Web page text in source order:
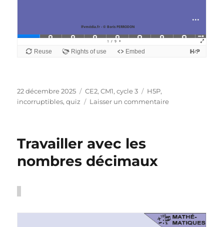
Publié
le
22 décembre 2025 Catégories
CE2,CM1,cycle 3 Étiquettes
H5P,
incorruptibles,quiz Laisser un commentairesur
Travailler avec les
nombres décimaux